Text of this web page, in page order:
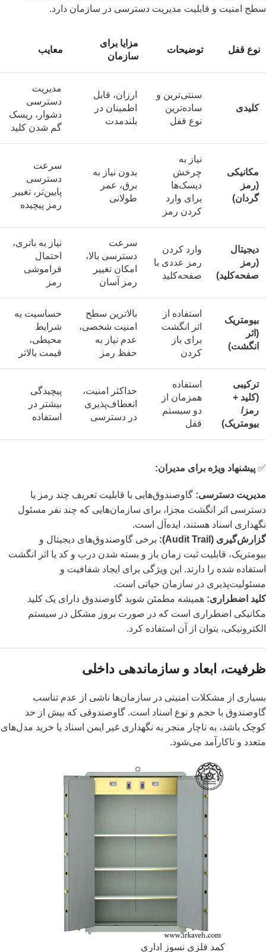
سطح امنیت و قابلیت مدیریت دسترسی در سازمان دارد.
نوع قفل توضیحات
مزایا برای
سازمان
معایب
کلیدی
سنتی‌ترین و
ساده‌ترین
نوع قفل
ارزان، قابل
اطمینان در
بلندمدت
مدیریت
دسترسی
دشوار، ریسک
گم شدن کلید
مکانیکی
(رمز
گردان)
نیاز به
چرخش
دیسک‌ها
برای وارد
کردن رمز
بدون نیاز به
برق، عمر
طولانی
سرعت
دسترسی
پایین‌تر، تغییر
رمز پیچیده
دیجیتال
(رمز
صفحه‌کلید)
وارد کردن
رمز عددی با
صفحه‌کلید
سرعت
دسترسی بالا،
امکان تغییر
رمز آسان
نیاز به باتری،
احتمال
فراموشی
رمز
بیومتریک
(اثر
انگشت)
استفاده از
اثر انگشت
برای باز
کردن
بالاترین سطح
امنیت شخصی،
عدم نیاز به
حفظ رمز
حساسیت به
شرایط
محیطی،
قیمت بالاتر
ترکیبی
(کلید +
رمز/
بیومتریک)
استفاده
همزمان از
دو سیستم
قفل
حداکثر امنیت،
انعطاف‌پذیری
در دسترسی
پیچیدگی
بیشتر در
استفاده
✅ پیشنهاد ویژه برای مدیران:
مدیریت دسترسی: گاوصندوق‌هایی با قابلیت تعریف چند رمز یا
دسترسی اثر انگشت مجزا، برای سازمان‌هایی که چند نفر مسئول
نگهداری اسناد هستند، ایده‌آل است.
گزارش‌گیری (Audit Trail):
برخی گاوصندوق‌های دیجیتال و
بیومتریک، قابلیت ثبت زمان باز و بسته شدن درب و کد یا اثر انگشت
استفاده شده را دارند. این ویژگی برای ایجاد شفافیت و
مسئولیت‌پذیری در سازمان حیاتی است.
کلید اضطراری: همیشه مطمئن شوید گاوصندوق دارای یک کلید
مکانیکی اضطراری است که در صورت بروز مشکل در سیستم
الکترونیکی، بتوان از آن استفاده کرد.
ظرفیت، ابعاد و سازماندهی داخلی
بسیاری از مشکلات امنیتی در سازمان‌ها ناشی از عدم تناسب
گاوصندوق با حجم و نوع اسناد است. گاوصندوقی که بیش از حد
کوچک باشد، به ناچار منجر به نگهداری غیر ایمن اسناد یا خرید مدل‌های
متعدد و ناکارآمد می‌شود.
کمد فلزی نسوز اداری